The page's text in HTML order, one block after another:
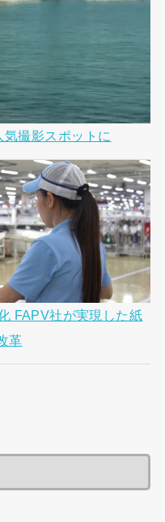
撮影スポットに
FAPV社が実現した紙
革